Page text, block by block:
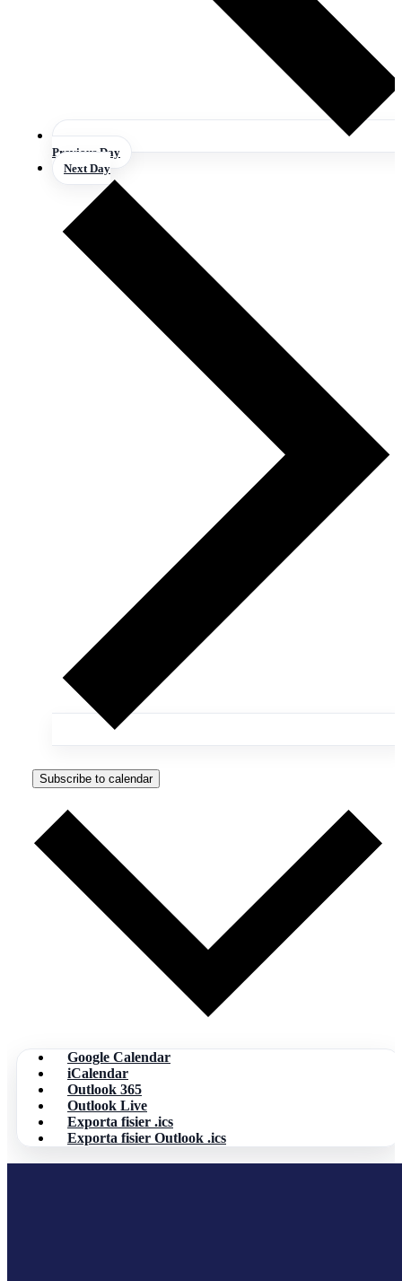
Previous Day
Next Day
Subscribe to calendar
Google Calendar
iCalendar
Outlook 365
Outlook Live
Exporta fisier .ics
Exporta fisier Outlook .ics